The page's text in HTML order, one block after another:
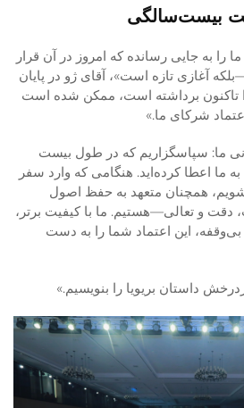
بیست‌سالگی
به جایی رسانده که امروز در آن قرار
آغازی تازه است»، آقای ژو در پایان
تاکنون برداشته است، ممکن شده است
شرکای ما.»
ما: سپاسگزاریم که در طول بیست
ما اعطا کرده‌اید. هنگامی که وارد سفر
همچنان متعهد به حفظ اصول
و تعالی—هستیم. ما با کیفیت برتر،
این اعتماد شما را به دست
داستان بریویا را بنویسیم.»